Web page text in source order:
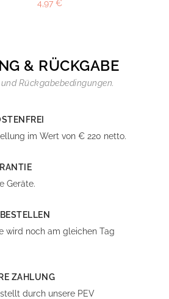
4,97 €
& RÜCKGABE
Rückgabebedingungen.
im Wert von € 220 netto.
Geräte.
wird noch am gleichen Tag
ZAHLUNG
durch unsere PEV